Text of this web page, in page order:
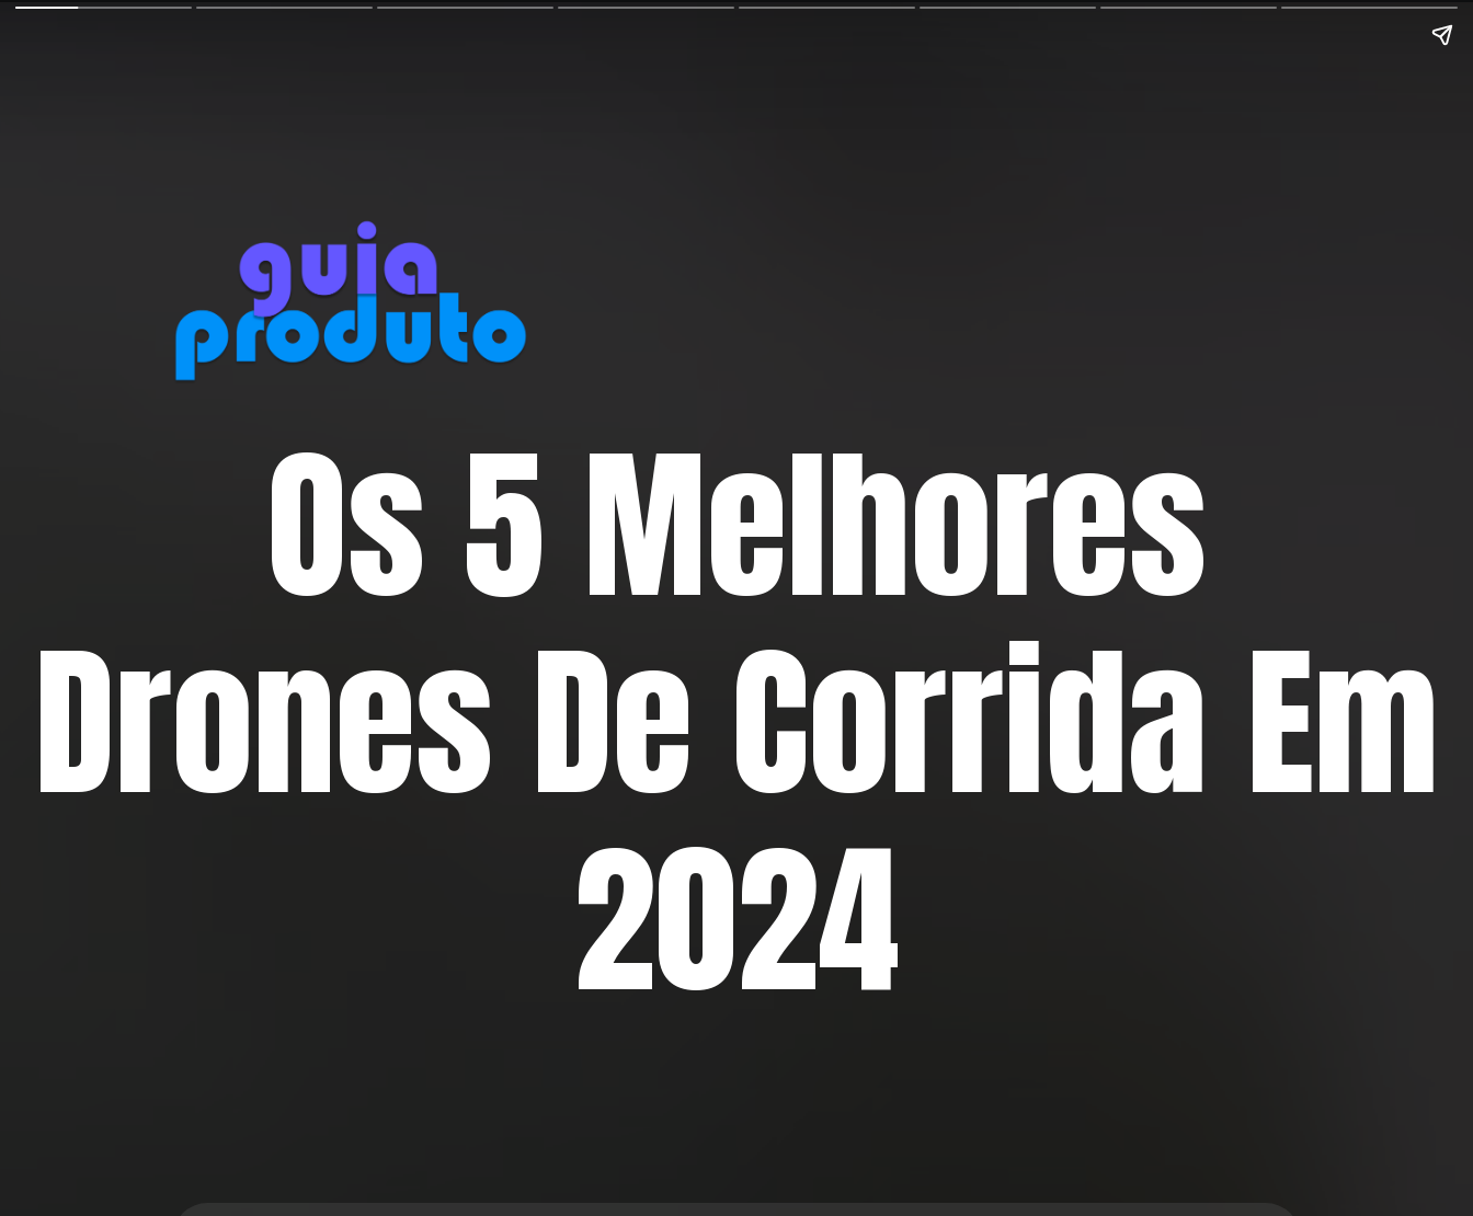
Os 5 Melhores
Drones De Corrida Em
2024